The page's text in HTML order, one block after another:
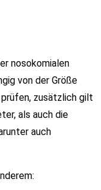
nosokomialen
von der Größe
zusätzlich gilt
als auch die
auch